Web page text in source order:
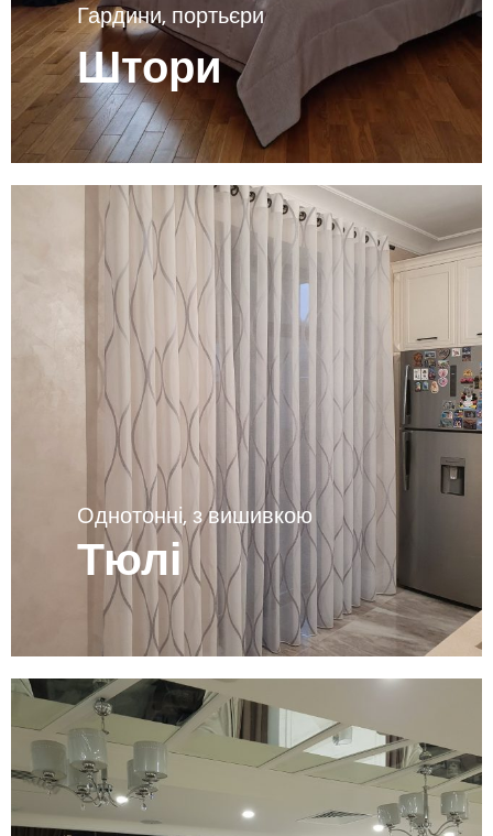
Гардини, портьєри
Штори
Однотонні, з вишивкою
Тюлі
Переглягути